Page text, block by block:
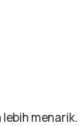
menarik.